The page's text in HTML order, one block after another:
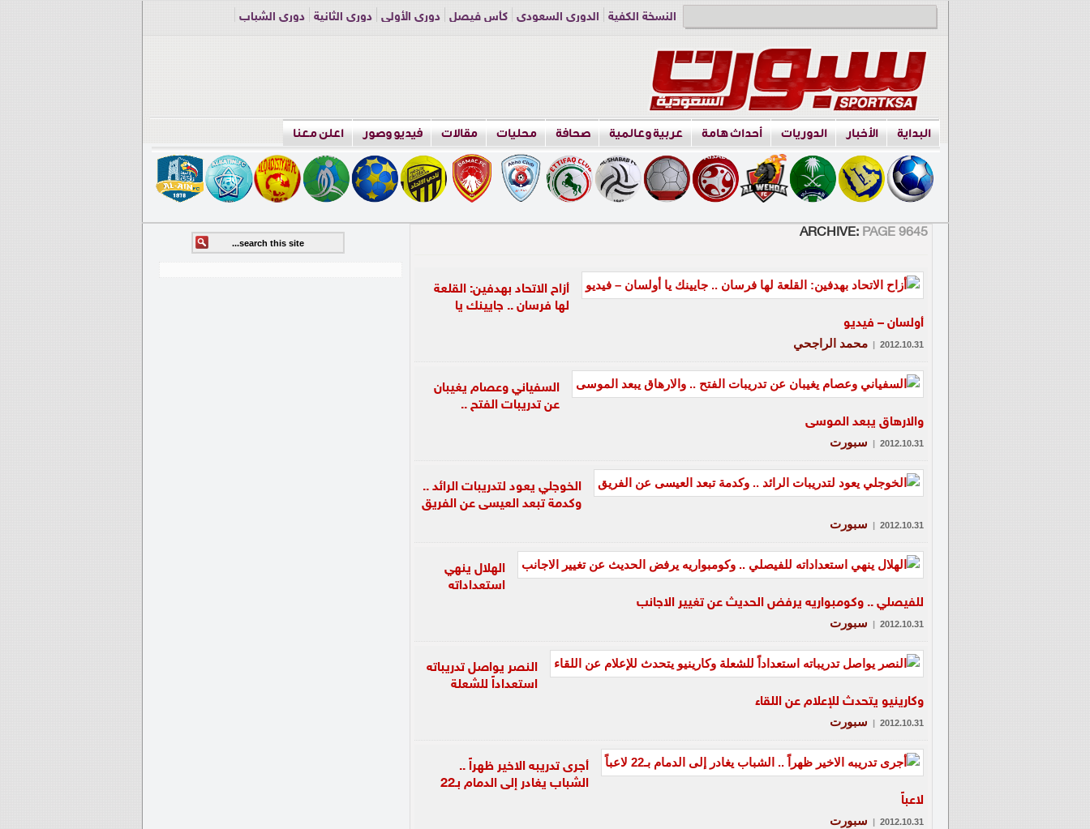
النسخة الكفية الدوري السعودي كأس فيصل دوري الأولى دوري الثانية
دوري الشباب
البداية الأخبار الدوريات أحداث هامة عربية وعالمية صحافة محليات مقالات فيديو وصور اعلن معنا
ARCHIVE: PAGE 9645
أزاح الاتحاد بهدفين: القلعة
لها فرسان .. جايينك يا
أولسان – فيديو
2012.10.31
| محمد الراجحي
السفياني وعصام يغيبان
عن تدريبات الفتح ..
والارهاق يبعد الموسى
2012.10.31
| سبورت
الخوجلي يعود لتدريبات الرائد ..
وكدمة تبعد العيسى عن الفريق
2012.10.31
| سبورت
الهلال ينهي
استعداداته
للفيصلي .. وكومبواريه يرفض الحديث عن تغيير الاجانب
2012.10.31
| سبورت
النصر يواصل تدريباته
استعداداً للشعلة
وكارينيو يتحدث للإعلام عن اللقاء
2012.10.31
| سبورت
أجرى تدريبه الاخير ظهراً ..
الشباب يغادر إلى الدمام بـ22
لاعباً
2012.10.31
| سبورت